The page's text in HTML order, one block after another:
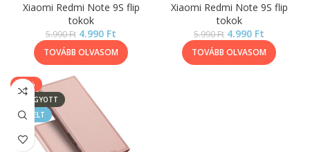
Xiaomi Redmi Note 9S flip
tokok
5.990Ft 4.990 Ft
TOVÁBB OLVASOM
Xiaomi Redmi Note 9S flip
tokok
5.990Ft 4.990 Ft
TOVÁBB OLVASOM
-17%
ELFOGYOTT
KIEMELT